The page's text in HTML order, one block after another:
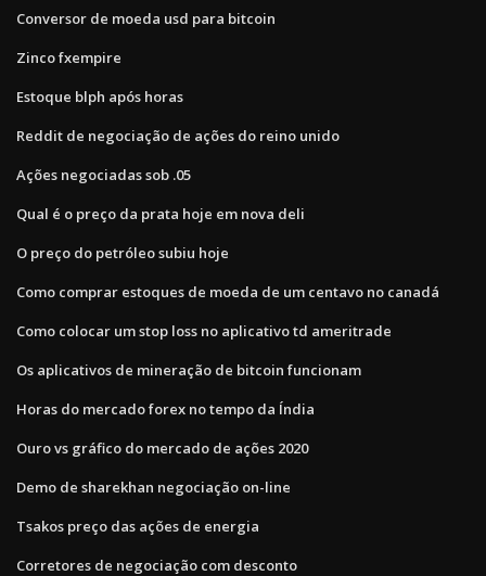
Conversor de moeda usd para bitcoin
Zinco fxempire
Estoque blph após horas
Reddit de negociação de ações do reino unido
Ações negociadas sob .05
Qual é o preço da prata hoje em nova deli
O preço do petróleo subiu hoje
Como comprar estoques de moeda de um centavo no canadá
Como colocar um stop loss no aplicativo td ameritrade
Os aplicativos de mineração de bitcoin funcionam
Horas do mercado forex no tempo da Índia
Ouro vs gráfico do mercado de ações 2020
Demo de sharekhan negociação on-line
Tsakos preço das ações de energia
Corretores de negociação com desconto